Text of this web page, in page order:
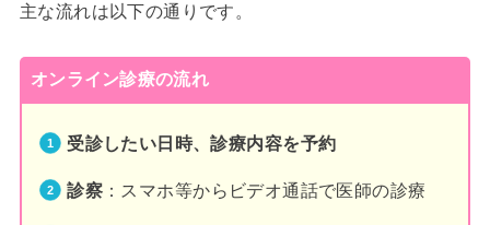
主な流れは以下の通りです。
オンライン診療の流れ
受診したい日時、診療内容を予約
診察 ：スマホ等からビデオ通話で医師の診療